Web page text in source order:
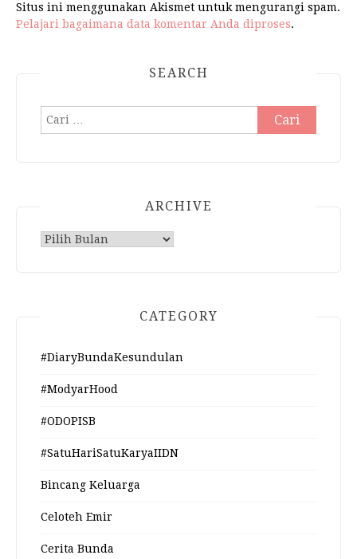
Situs ini menggunakan Akismet untuk mengurangi spam.
Pelajari bagaimana data komentar Anda diproses.
SEARCH
Cari
untuk:
ARCHIVE
Archive
CATEGORY
#DiaryBundaKesundulan
#ModyarHood
#ODOPISB
#SatuHariSatuKaryaIIDN
Bincang Keluarga
Celoteh Emir
Cerita Bunda